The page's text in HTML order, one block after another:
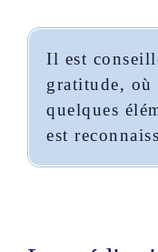
Il est
gratitude, où
quelques
est